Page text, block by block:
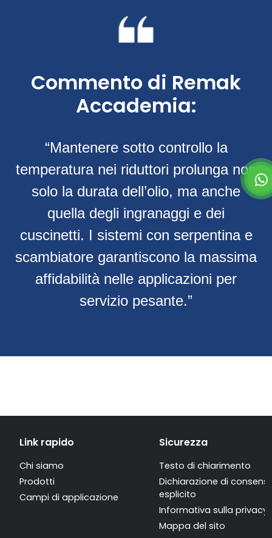
Commento di Remak
Accademia:
“Mantenere sotto controllo la
temperatura nei riduttori prolunga non
solo la durata dell’olio, ma anche
quella degli ingranaggi e dei
cuscinetti. I sistemi con serpentina e
scambiatore garantiscono la massima
affidabilità nelle applicazioni per
servizio pesante.”
Link rapido
Chi siamo
Prodotti
Campi di applicazione
Sicurezza
Testo di chiarimento
Dichiarazione di
esplicito
Informativa sulla privacy
Mappa del sito